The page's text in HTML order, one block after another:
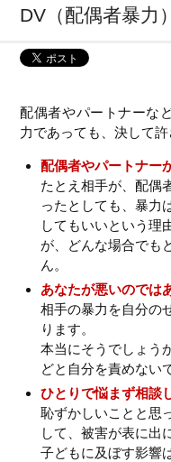
DV（配偶者暴力
配偶者やパートナーな
力であっても、決して
配偶者やパートナー
たとえ相手が、配偶
ったとしても、暴力
してもいいという理
が、どんな場合でも
ん。
あなたが悪いのでは
相手の暴力を自分の
ります。
本当にそうでしょう
どと自分を責めない
ひとりで悩まず相談
恥ずかしいことと思
して、被害が表に出
子どもに及ぼす影響